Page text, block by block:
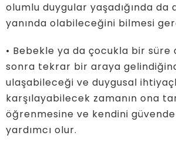
olumlu duygular yaşadığında da
yanında olabileceğini bilmesi
• Bebekle ya da çocukla bir süre
sonra tekrar bir araya
ulaşabileceği ve duygusal
karşılayabilecek zamanın ona
öğrenmesine ve kendini
yardımcı olur.